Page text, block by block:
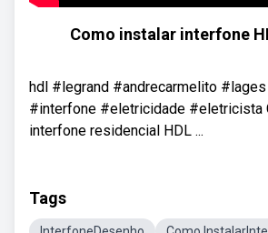
Como instalar interfone
hdl #legrand #andrecarmelito
#interfone #eletricidade #eletricista
interfone residencial HDL ...
Tags